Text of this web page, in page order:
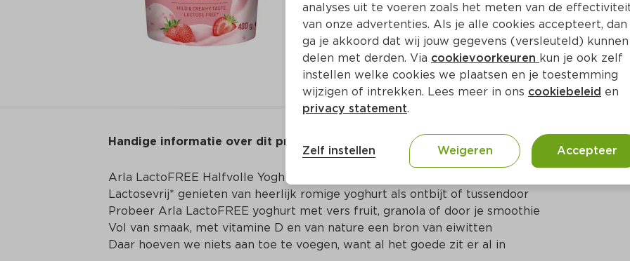
Handige informatie over dit product
Arla LactoFREE Halfvolle Yoghurt Aardbei Lactosevrij 400g
Lactosevrij* genieten van heerlijk romige yoghurt als ontbijt of tussendoor
Probeer Arla LactoFREE yoghurt met vers fruit, granola of door je smoothie
Vol van smaak, met vitamine D en van nature een bron van eiwitten
Daar hoeven we niets aan toe te voegen, want al het goede zit er al in
analyses uit te voeren zoals het meten van de
van onze advertenties. Als je alle cookies accepteert, dan
ga je akkoord dat wij jouw gegevens (versleuteld) kunnen
delen met derden. Via cookievoorkeuren kun je ook zelf
instellen welke cookies we plaatsen en je toestemming
wijzigen of intrekken. Lees meer in ons cookiebeleid en
privacy statement.
Zelf instellen Weigeren Accepteer